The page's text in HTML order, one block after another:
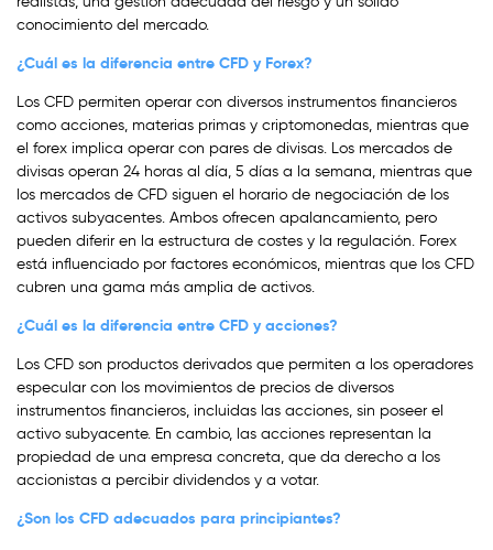
conocimiento del mercado.
¿Cuál es la diferencia entre CFD y Forex?
Los CFD permiten operar con diversos instrumentos financieros
como acciones, materias primas y criptomonedas, mientras que
el forex implica operar con pares de divisas. Los mercados de
divisas operan 24 horas al día, 5 días a la semana, mientras que
los mercados de CFD siguen el horario de negociación de los
activos subyacentes. Ambos ofrecen apalancamiento, pero
pueden diferir en la estructura de costes y la regulación. Forex
está influenciado por factores económicos, mientras que los CFD
cubren una gama más amplia de activos.
¿Cuál es la diferencia entre CFD y acciones?
Los CFD son productos derivados que permiten a los operadores
especular con los movimientos de precios de diversos
instrumentos financieros, incluidas las acciones, sin poseer el
activo subyacente. En cambio, las acciones representan la
propiedad de una empresa concreta, que da derecho a los
accionistas a percibir dividendos y a votar.
¿Son los CFD adecuados para principiantes?